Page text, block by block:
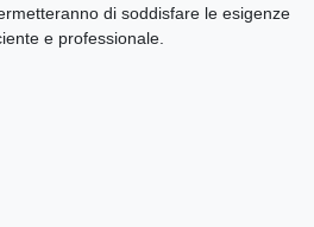
di soddisfare le esigenze
e professionale.